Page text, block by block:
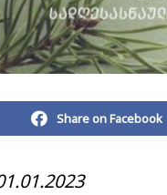
Share on Facebook